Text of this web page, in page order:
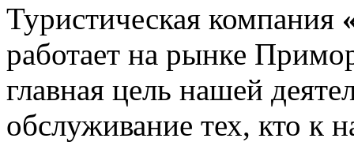
Туристическая компания
работает на рынке
главная цель нашей
обслуживание тех, кто к